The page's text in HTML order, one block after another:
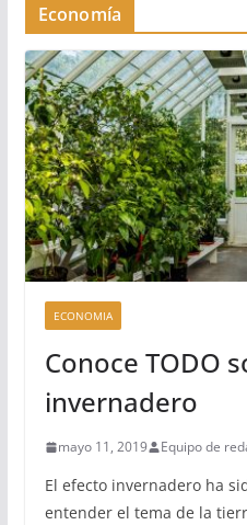
Economía
ECONOMIA
Conoce TODO
invernadero
mayo 11, 2019 Equipo de
El efecto invernadero ha
entender el tema de la